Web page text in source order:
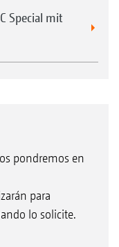
Special mit
pondremos en
para
lo solicite.